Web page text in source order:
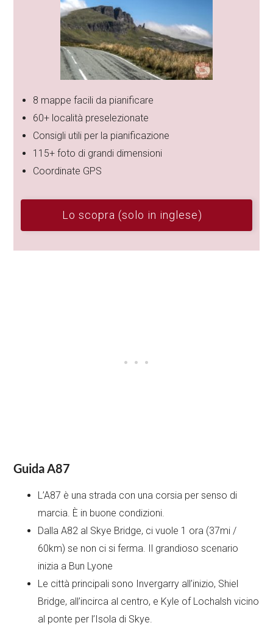
8 mappe facili da pianificare
60+ località preselezionate
Consigli utili per la pianificazione
115+ foto di grandi dimensioni
Coordinate GPS
Lo scopra (solo in inglese)
Guida A87
L’A87 è una strada con una corsia per senso di
marcia. È in buone condizioni.
Dalla A82 al Skye Bridge, ci vuole 1 ora (37mi /
60km) se non ci si ferma. Il grandioso scenario
inizia a Bun Lyone
Le città principali sono Invergarry all’inizio, Shiel
Bridge, all’incirca al centro, e Kyle of Lochalsh vicino
al ponte per l’Isola di Skye.